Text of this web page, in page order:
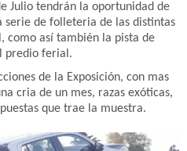
Julio tendrán la oportunidad de
serie de folleteria de las distintas
como así también la pista de
predio ferial.
de la Exposición, con mas
cria de un mes, razas exóticas,
que trae la muestra.